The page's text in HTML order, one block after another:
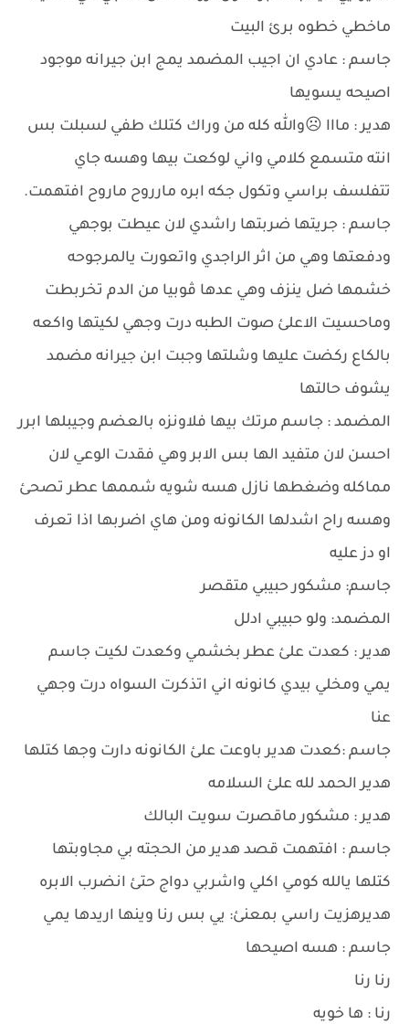
ماخطي خطوه برئ البيت
جاسم : عادي ان اجيب المضمد يمج ابن جيرانه موجود
اصيحه يسويها
هدير : مااا ☹والله كله من وراك كتلك طفي لسبلت بس
انته متسمع كلامي واني لوكعت بيها وهسه جاي
تتفلسف براسي وتكول جكه ابره مارروح ماروح افتهمت.
جاسم : جريتها ضربتها راشدي لان عيطت بوجهي
ودفعتها وهي من اثر الراجدي واتعورت يالمرجوحه
خشمها ضل ينزف وهي عدها ڤوبيا من الدم تخربطت
وماحسيت الاعلئ صوت الطبه درت وجهي لكيتها واكعه
بالكاع ركضت عليها وشلتها وجبت ابن جيرانه مضمد
يشوف حالتها
المضمد : جاسم مرتك بيها فلاونزه بالعضم وجيبلها ابرر
احسن لان متفيد الها بس الابر وهي فقدت الوعي لان
مماكله وضغطها نازل هسه شويه شممها عطر تصحئ
وهسه راح اشدلها الكانونه ومن هاي اضربها اذا تعرف
او دز عليه
جاسم: مشكور حبيبي متقصر
المضمد: ولو حبيبي ادلل
هدير : كعدت علئ عطر بخشمي وكعدت لكيت جاسم
يمي ومخلي بيدي كانونه اني اتذكرت السواه درت وجهي
عنا
جاسم :كعدت هدير باوعت علئ الكانونه دارت وجها كتلها
هدير الحمد لله علئ السلامه
هدير : مشكور ماقصرت سويت البالك
جاسم : افتهمت قصد هدير من الحجته بي مجاوبتها
كتلها يالله كومي اكلي واشربي دواج حتئ انضرب الابره
هديرهزيت راسي بمعنئ: يي بس رنا وينها اريدها يمي
جاسم : هسه اصيحها
رنا رنا
رنا : ها خويه